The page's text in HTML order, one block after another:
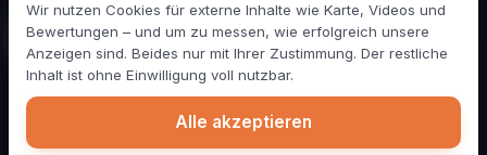
Spezialisten für Wand- und Fassadensanierung in Berlin und
Brandenburg — seit über 25 Jahren. 1999 gegründet, im Jahr
2000 als erster Betrieb Deutschlands mit mobiler Mischstation.
Heute sind täglich vier Farbmobile für unsere Kunden
Wir nutzen Cookies für externe Inhalte wie Karte, Videos und
Bewertungen – und um zu messen, wie erfolgreich unsere
Anzeigen sind. Beides nur mit Ihrer Zustimmung. Der restliche
Inhalt ist ohne Einwilligung voll nutzbar.
Alle akzeptieren